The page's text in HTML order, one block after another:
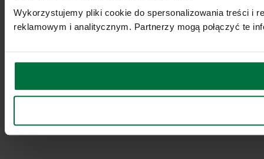
Wykorzystujemy pliki cookie do spersonalizowania treści i
reklamowym i analitycznym. Partnerzy mogą połączyć te